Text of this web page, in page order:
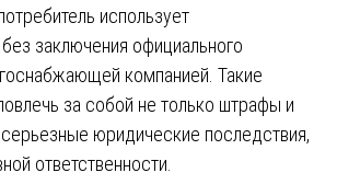
использует
заключения официального
компанией. Такие
за собой не только штрафы и
юридические последствия,
ответственности.